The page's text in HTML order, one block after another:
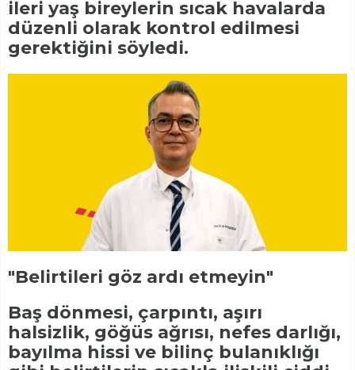
ileri yaş bireylerin sıcak havalarda
düzenli olarak kontrol edilmesi
gerektiğini söyledi.
"Belirtileri göz ardı etmeyin"
Baş dönmesi, çarpıntı, aşırı
halsizlik, göğüs ağrısı, nefes darlığı,
bayılma hissi ve bilinç bulanıklığı